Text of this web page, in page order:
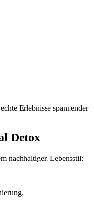
Erlebnisse spannender
Detox
nachhaltigen Lebensstil: